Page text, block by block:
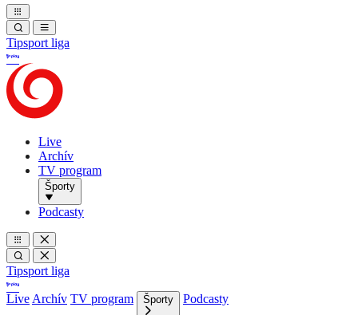
Tipsport liga
Live
Archív
TV program
Športy
Podcasty
Tipsport liga
Live Archív TV program Športy
Podcasty